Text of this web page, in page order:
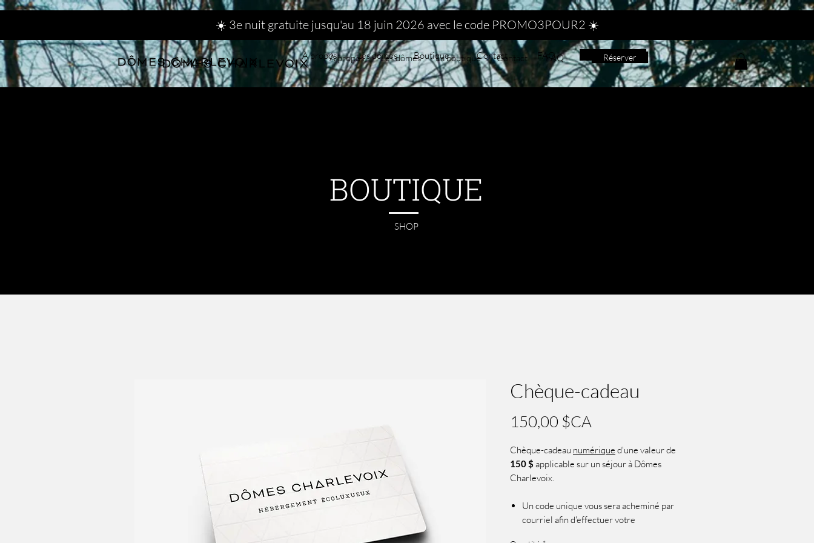
☀️ 3e nuit gratuite jusqu'au 18 juin 2026 avec le code PROMO3POUR2 ☀️
À propos Les dômes La boutique Contact FAQ Réserver
À propos Les dômes Boutique Contact FAQ Réserver
BOUTIQUE
SHOP
Chèque-cadeau
150,00 $CA
Chèque-cadeau numérique d'une valeur de
150 $ applicable sur un séjour à Dômes
Charlevoix.
Un code unique vous sera acheminé par
courriel afin d'effectuer votre